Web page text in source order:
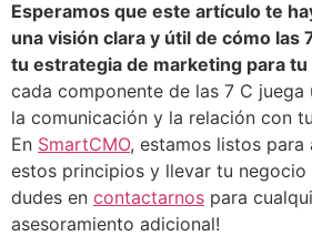
Esperamos que este artículo te
una visión clara y útil de cómo las
tu estrategia de marketing para tu
cada componente de las 7 C juega
la comunicación y la relación con
En SmartCMO, estamos listos
estos principios y llevar tu negocio
dudes en contactarnos para
asesoramiento adicional!